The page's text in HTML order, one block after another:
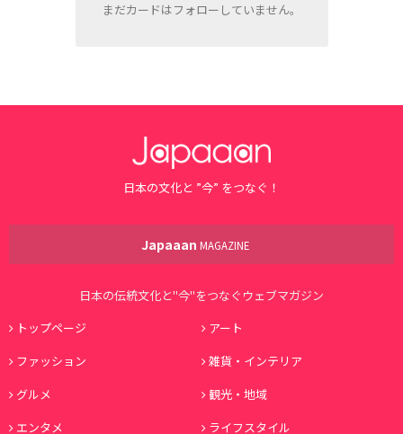
まだカードはフォローしていません。
日本の文化と ”今” をつなぐ！
Japaaan MAGAZINE
日本の伝統文化と"今"をつなぐウェブマガジン
トップページ
アート
ファッション
雑貨・インテリア
グルメ
観光・地域
エンタメ
ライフスタイル